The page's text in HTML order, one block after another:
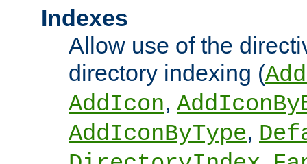
Indexes
Allow use of the
directory indexing (
AddIcon,
AddIconByType,